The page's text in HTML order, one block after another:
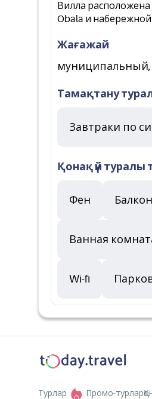
Вилла
Obala и
Жағажай
муниципальный,
Тамақтану
Завтраки по
Қонақ үй
Фен
Ванная
Wi-fi
Турлар Промо-турлар